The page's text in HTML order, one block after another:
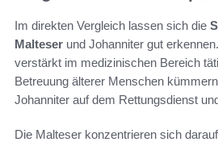
Im direkten Vergleich lassen sich die
Malteser und Johanniter gut
verstärkt im medizinischen Bereich
Betreuung älterer Menschen
Johanniter auf dem Rettungsdienst
Die Malteser konzentrieren sich